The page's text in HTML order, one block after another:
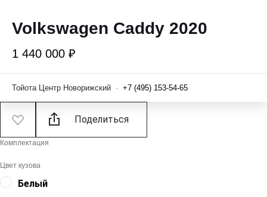
Volkswagen Caddy 2020
1 440 000 ₽
Тойота Центр Новорижский · +7 (495) 153-54-65
Поделиться
Комплектация
Цвет кузова
Белый